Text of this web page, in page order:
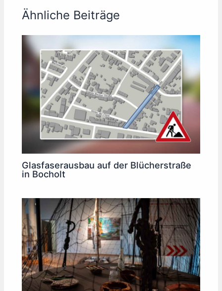
Ähnliche Beiträge
Glasfaserausbau auf der Blücherstraße
in Bocholt